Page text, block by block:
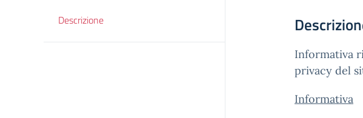
Descrizione
Informativa
privacy del
Informativa